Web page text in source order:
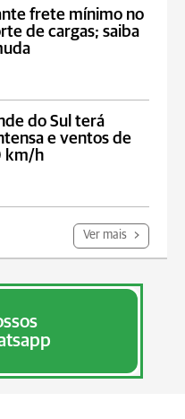
frete mínimo no
de cargas; saiba
do Sul terá
e ventos de
km/h
Ver mais